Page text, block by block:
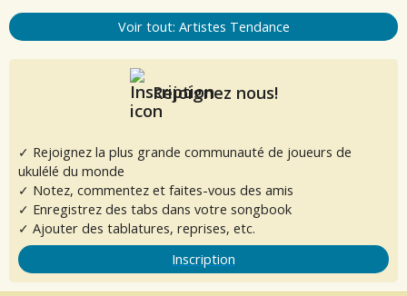
Voir tout: Artistes Tendance
Rejoignez nous!
✓ Rejoignez la plus grande communauté de joueurs de
ukulélé du monde
✓ Notez, commentez et faites-vous des amis
✓ Enregistrez des tabs dans votre songbook
✓ Ajouter des tablatures, reprises, etc.
Inscription